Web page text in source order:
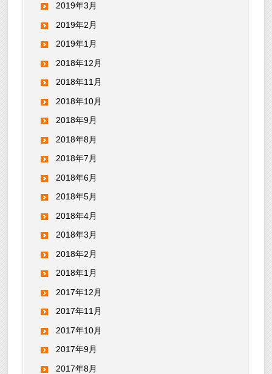
2019年3月
2019年2月
2019年1月
2018年12月
2018年11月
2018年10月
2018年9月
2018年8月
2018年7月
2018年6月
2018年5月
2018年4月
2018年3月
2018年2月
2018年1月
2017年12月
2017年11月
2017年10月
2017年9月
2017年8月